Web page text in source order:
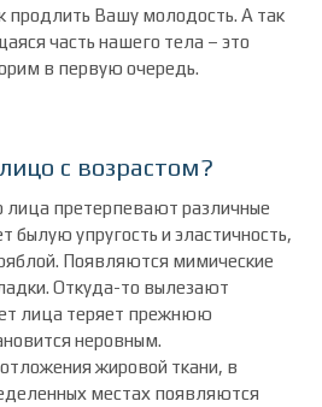
продлить Вашу молодость. А так
часть нашего тела – это
в первую очередь.
с возрастом?
лица претерпевают различные
былую упругость и эластичность,
Появляются мимические
Откуда-то вылезают
лица теряет прежнюю
неровным.
жировой ткани, в
местах появляются